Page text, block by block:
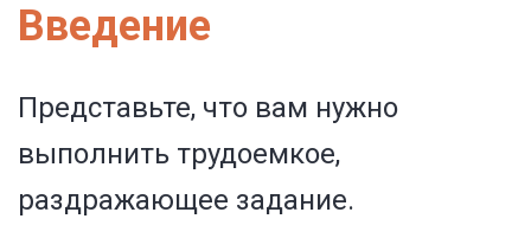
Введение
Представьте, что вам нужно
выполнить трудоемкое,
раздражающее задание.